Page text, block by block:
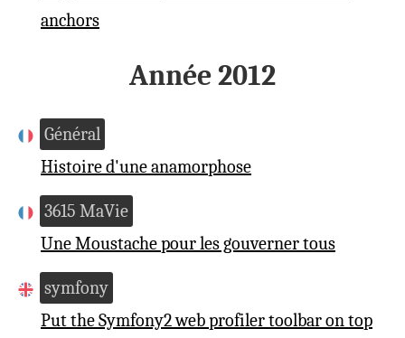
anchors
Année 2012
Général
Histoire d'une anamorphose
3615 MaVie
Une Moustache pour les gouverner tous
symfony
Put the Symfony2 web profiler toolbar on top